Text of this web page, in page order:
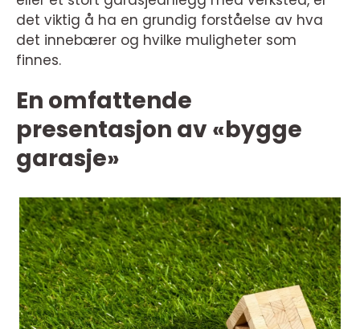
det viktig å ha en grundig forståelse av hva
det innebærer og hvilke muligheter som
finnes.
En omfattende
presentasjon av «bygge
garasje»